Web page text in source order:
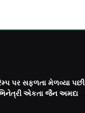
પર સફળતા મેળવ્યા પછી
એકતા જૈન અમદાવાદ
પોતાની પ્રતિભા